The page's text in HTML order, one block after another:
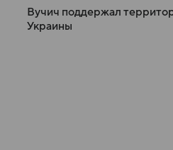
Вучич поддержал
Украины